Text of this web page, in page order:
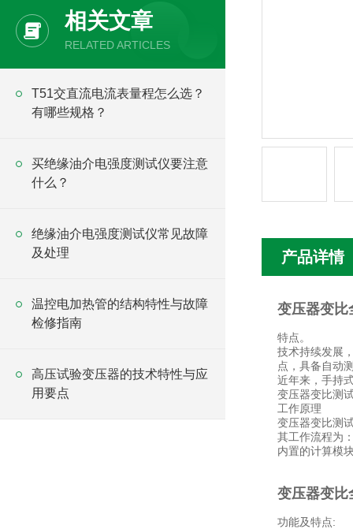
相关文章
RELATED ARTICLES
T51交直流电流表量程怎么选？
有哪些规格？
买绝缘油介电强度测试仪要注意
什么？
绝缘油介电强度测试仪常见故障
及处理
温控电加热管的结构特性与故障
检修指南
高压试验变压器的技术特性与应
用要点
产品详情
变压器变比
特点。
技术持续发展
点，具备自动
近年来，手持
变压器变比测
工作原理
变压器变比测
其工作流程为
内置的计算模
变压器变比
功能及特点: